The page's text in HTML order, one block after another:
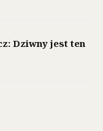
Dziwny jest ten